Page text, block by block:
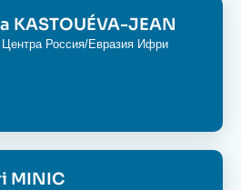
KASTOUÉVA-JEAN
Центра Россия/Евразия Ифри
MINIC